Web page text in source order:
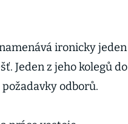
ironicky jeden
Jeden z jeho kolegů do
odborů.